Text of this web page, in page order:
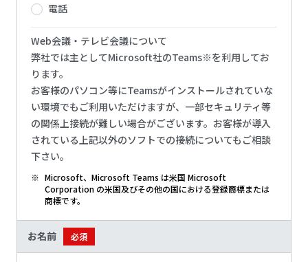
電話
Web会議・テレビ会議について
弊社では主としてMicrosoft社のTeams※を利用してお
ります。
お客様のパソコン等にTeamsがインストールされていな
い環境でもご利用いただけますが、一部セキュリティ等
の関係上接続が難しい場合がございます。お客様が導入
されている上記以外のソフトでの接続についてもご相談
下さい。
※ Microsoft、Microsoft Teams は米国 Microsoft
Corporation の米国及びその他の国における登録商標または
商標です。
お名前 必須